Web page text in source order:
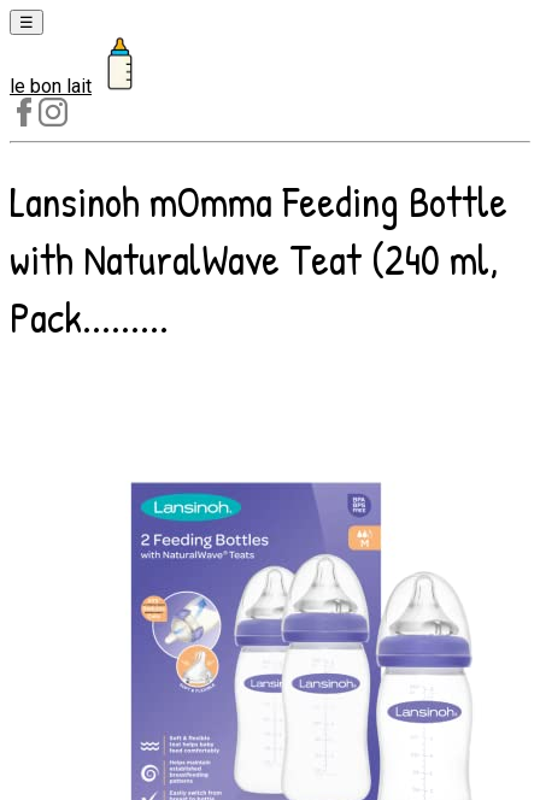
☰
Laits
1er
âge
Laits
2e
âge
Laits
de
le bon lait
Lansinoh mOmma Feeding Bottle
with NaturalWave Teat (240 ml,
Pack.........